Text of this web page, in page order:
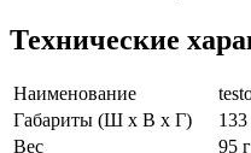
Технические
Наименование
Габариты (Ш х В х Г)
Вес
95 г